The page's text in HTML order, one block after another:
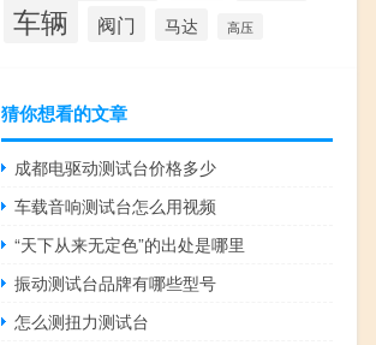
车辆
阀门 马达 高压
猜你想看的文章
成都电驱动测试台价格多少
车载音响测试台怎么用视频
“天下从来无定色”的出处是哪里
振动测试台品牌有哪些型号
怎么测扭力测试台